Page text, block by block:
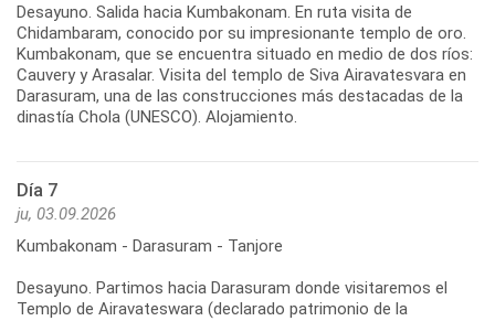
Desayuno. Salida hacia Kumbakonam. En ruta visita de
Chidambaram, conocido por su impresionante templo de oro.
Kumbakonam, que se encuentra situado en medio de dos ríos:
Cauvery y Arasalar. Visita del templo de Siva Airavatesvara en
Darasuram, una de las construcciones más destacadas de la
dinastía Chola (UNESCO). Alojamiento.
Día 7
ju, 03.09.2026
Kumbakonam - Darasuram - Tanjore
Desayuno. Partimos hacia Darasuram donde visitaremos el
Templo de Airavateswara (declarado patrimonio de la